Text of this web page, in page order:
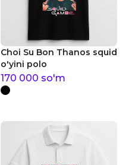
Choi Su Bon Thanos squid
o'yini polo
170 000 so'm